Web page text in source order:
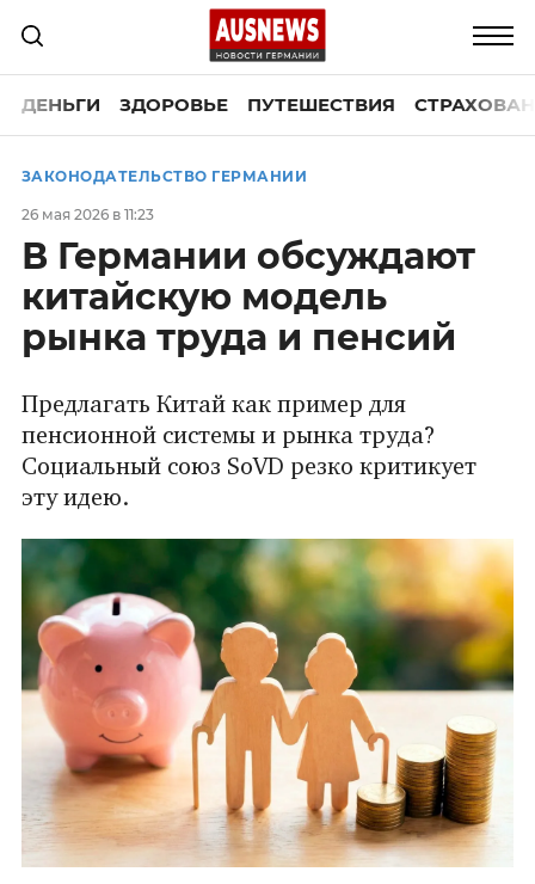
ДЕНЬГИ ЗДОРОВЬЕ ПУТЕШЕСТВИЯ
ЗАКОНОДАТЕЛЬСТВО ГЕРМАНИИ
26 мая 2026 в 11:23
В Германии обсуждают
китайскую модель
рынка труда и пенсий
Предлагать Китай как пример для
пенсионной системы и рынка труда?
Социальный союз SoVD резко критикует
эту идею.